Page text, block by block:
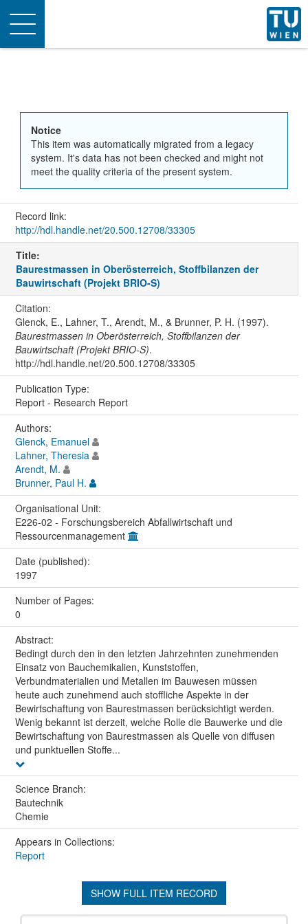
Toggle
navigation
Notice
This item was automatically migrated from a legacy
system. It's data has not been checked and might not
meet the quality criteria of the present system.
Record link:
http://hdl.handle.net/20.500.12708/33305
Title:
Baurestmassen in Oberösterreich, Stoffbilanzen der
Bauwirtschaft (Projekt BRIO-S)
Citation:
Glenck, E., Lahner, T., Arendt, M., & Brunner, P. H. (1997).
Baurestmassen in Oberösterreich, Stoffbilanzen der
Bauwirtschaft (Projekt BRIO-S).
http://hdl.handle.net/20.500.12708/33305
Publication Type:
Report - Research Report
Authors:
Glenck, Emanuel
Lahner, Theresia
Arendt, M.
Brunner, Paul H.
Organisational Unit:
E226-02 - Forschungsbereich Abfallwirtschaft und
Ressourcenmanagement
Date (published):
1997
Number of Pages:
0
Abstract:
Bedingt durch den in den letzten Jahrzehnten zunehmenden
Einsatz von Bauchemikalien, Kunststoffen,
Verbundmaterialien und Metallen im Bauwesen müssen
heute auch zunehmend auch stoffliche Aspekte in der
Bewirtschaftung von Baurestmassen berücksichtigt werden.
Wenig bekannt ist derzeit, welche Rolle die Bauwerke und die
Bewirtschaftung von Baurestmassen als Quelle von diffusen
und punktuellen Stoffe...
Science Branch:
Bautechnik
Chemie
Appears in Collections:
Report
SHOW FULL ITEM RECORD